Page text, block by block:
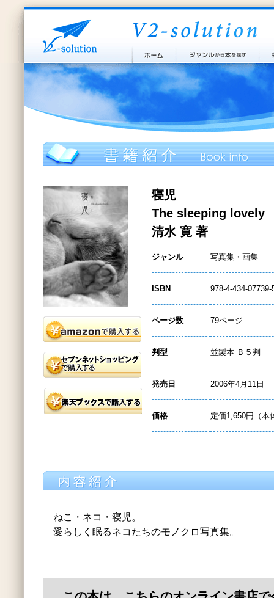
寝児
The sleeping lovely
清水 寛 著
ジャンル 写真集・画集
ISBN 978-4-434-07739-
ページ数 79ページ
判型 並製本 Ｂ５判
発売日 2006年4月11日
価格 定価1,650円（本
ねこ・ネコ・寝児。
愛らしく眠るネコたちのモノクロ写真集。